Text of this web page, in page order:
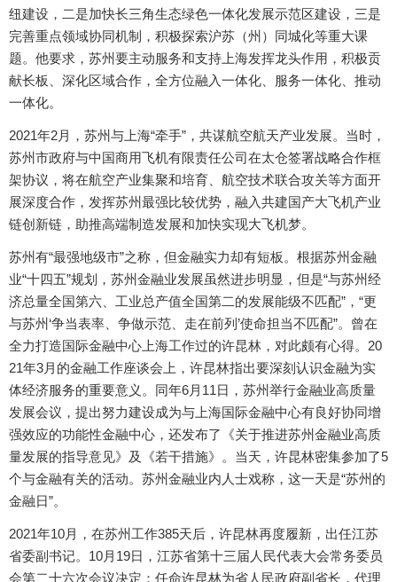
纽建设，二是加快长三角生态绿色一体化发展示范区建设，三是
完善重点领域协同机制，积极探索沪苏（州）同城化等重大课
题。他要求，苏州要主动服务和支持上海发挥龙头作用，积极贡
献长板、深化区域合作，全方位融入一体化、服务一体化、推动
一体化。
2021年2月，苏州与上海“牵手”，共谋航空航天产业发展。当时，
苏州市政府与中国商用飞机有限责任公司在太仓签署战略合作框
架协议，将在航空产业集聚和培育、航空技术联合攻关等方面开
展深度合作，发挥苏州最强比较优势，融入共建国产大飞机产业
链创新链，助推高端制造发展和加快实现大飞机梦。
苏州有“最强地级市”之称，但金融实力却有短板。根据苏州金融
业“十四五”规划，苏州金融业发展虽然进步明显，但是“与苏州经
济总量全国第六、工业总产值全国第二的发展能级不匹配”，“更
与苏州‘争当表率、争做示范、走在前列’使命担当不匹配”。曾在
全力打造国际金融中心上海工作过的许昆林，对此颇有心得。20
21年3月的金融工作座谈会上，许昆林指出要深刻认识金融为实
体经济服务的重要意义。同年6月11日，苏州举行金融业高质量
发展会议，提出努力建设成为与上海国际金融中心有良好协同增
强效应的功能性金融中心，还发布了《关于推进苏州金融业高质
量发展的指导意见》及《若干措施》。当天，许昆林密集参加了5
个与金融有关的活动。苏州金融业内人士戏称，这一天是“苏州的
金融日”。
2021年10月，在苏州工作385天后，许昆林再度履新，出任江苏
省委副书记。10月19日，江苏省第十三届人民代表大会常务委员
会第二十六次会议决定：任命许昆林为省人民政府副省长，代理